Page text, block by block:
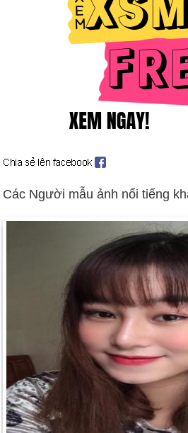
euro (ngày 3 tháng 5).
Ấn Độ tiến hành ba cuộc thử
phản đối của toàn thế giới (ngày 11
thực hiện năm vụ thử hạt nhân để
Nhà độc tài Indonesia Suharto từ
quyền (ngày 21 tháng 5).
hợp quốc (ngày 5 tháng 8). Clinton
Đại sứ quán Hoa Kỳ ở Kenya và
bị nghi là khủng bố ở Sudan và
Nga chiến đấu để ngăn chặn sự sụp
Cựu độc tài Chile Augusto Pinochet
tháng 10).
Thỏa thuận Wye Mills giữa
cuộc đàm phán hòa bình Trung
10). Bối cảnh: Đàm phán Hòa bình
Ngày sinh Trương Chí
Ngày 3-7 năm 1608:
Thuyền
Các Người mẫu ảnh nổi tiếng